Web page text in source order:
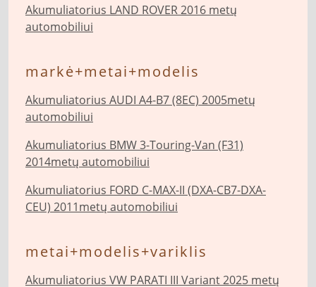
Akumuliatorius LAND ROVER 2016 metų
automobiliui
markė+metai+modelis
Akumuliatorius AUDI A4-B7 (8EC) 2005metų
automobiliui
Akumuliatorius BMW 3-Touring-Van (F31)
2014metų automobiliui
Akumuliatorius FORD C-MAX-II (DXA-CB7-DXA-
CEU) 2011metų automobiliui
metai+modelis+variklis
Akumuliatorius VW PARATI III Variant 2025 metų